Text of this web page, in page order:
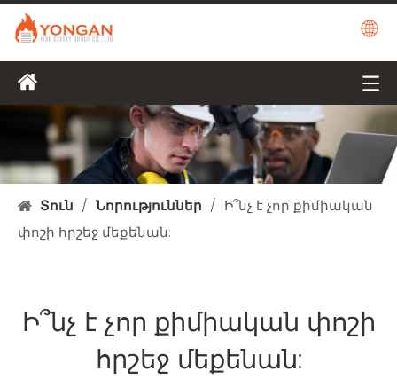
Տուն / Նորություններ / Ի՞նչ է չոր քիմիական
փոշի հրշեջ մեքենան:
Ի՞նչ է չոր քիմիական փոշի
հրշեջ մեքենան: